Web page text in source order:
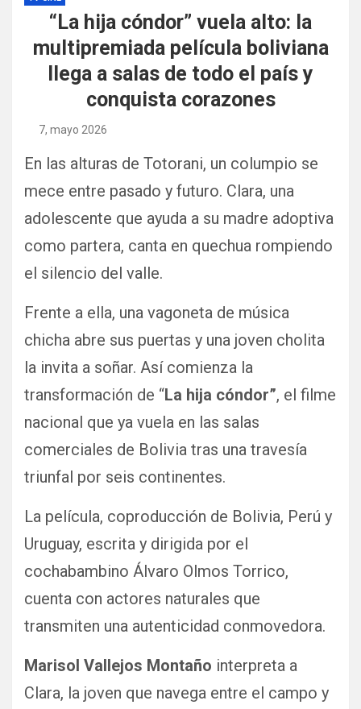
“La hija cóndor” vuela alto: la
multipremiada película boliviana
llega a salas de todo el país y
conquista corazones
7, mayo 2026
En las alturas de Totorani, un columpio se
mece entre pasado y futuro. Clara, una
adolescente que ayuda a su madre adoptiva
como partera, canta en quechua rompiendo
el silencio del valle.
Frente a ella, una vagoneta de música
chicha abre sus puertas y una joven cholita
la invita a soñar. Así comienza la
transformación de “La hija cóndor”, el filme
nacional que ya vuela en las salas
comerciales de Bolivia tras una travesía
triunfal por seis continentes.
La película, coproducción de Bolivia, Perú y
Uruguay, escrita y dirigida por el
cochabambino Álvaro Olmos Torrico,
cuenta con actores naturales que
transmiten una autenticidad conmovedora.
Marisol Vallejos Montaño interpreta a
Clara, la joven que navega entre el campo y